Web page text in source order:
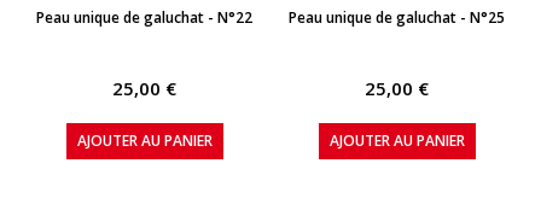
APERÇU RAPIDE
Peau unique de galuchat - N°22
25,00 €
AJOUTER AU PANIER
APERÇU RAPIDE
Peau unique de galuchat - N°25
25,00 €
AJOUTER AU PANIER